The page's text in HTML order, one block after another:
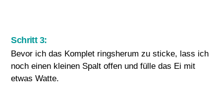
Schritt 3:
Bevor ich das Komplet ringsherum zu sticke, lass ich
noch einen kleinen Spalt offen und fülle das Ei mit
etwas Watte.